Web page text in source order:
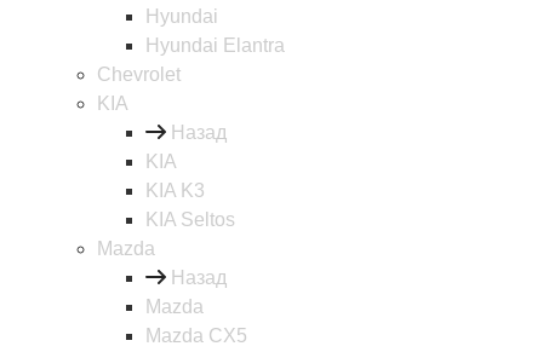
Hyundai
Hyundai Elantra
Chevrolet
KIA
Назад
KIA
KIA K3
KIA Seltos
Mazda
Назад
Mazda
Mazda CX5